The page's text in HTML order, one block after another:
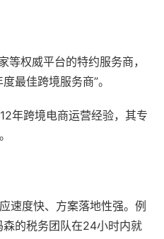
等权威平台的特约服务商，
最佳跨境服务商”。
年跨境电商运营经验，其专
速度快、方案落地性强。例
森的税务团队在24小时内就